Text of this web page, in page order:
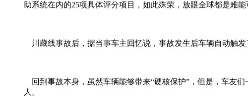
助系统在内的25项具体评分项目，如此殊荣，放眼全球都是难能
川藏线事故后，据当事车主回忆说，事故发生后车辆自动触发
回到事故本身，虽然车辆能够带来“硬核保护”，但是，车友
人。